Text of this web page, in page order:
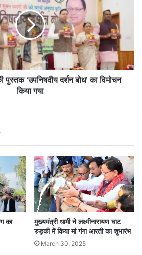
पुस्तक ‘उपनिषदीय दर्शन बोध’ का विमोचन
किया गया
का
मुख्यमंत्री धामी ने लक्ष्मीनारायण घाट
रुड़की में किया मां गंगा आरती का शुभारंभ
March 30, 2025